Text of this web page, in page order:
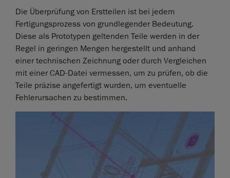
Die Überprüfung von Erstteilen ist bei jedem
Fertigungsprozess von grundlegender Bedeutung.
Diese als Prototypen geltenden Teile werden in der
Regel in geringen Mengen hergestellt und anhand
einer technischen Zeichnung oder durch Vergleichen
mit einer CAD-Datei vermessen, um zu prüfen, ob die
Teile präzise angefertigt wurden, um eventuelle
Fehlerursachen zu bestimmen.